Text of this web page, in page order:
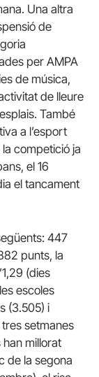
Una altra
de
per AMPA
de música,
de lleure
També
a l’esport
competició ja
el 16
el tancament
447
punts, la
(dies
escoles
(3.505) i
setmanes
millorat
de la segona